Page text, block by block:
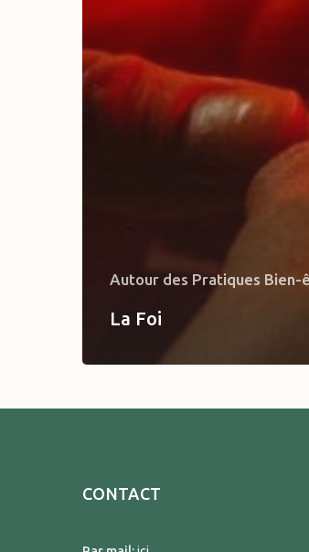
Autour des Pratiques Bien-
La Foi
CONTACT